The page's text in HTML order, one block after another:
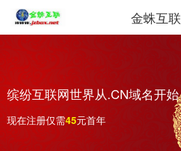
金蛛互联
缤纷互联网世界从.CN域名开始
现在注册仅需 元首年